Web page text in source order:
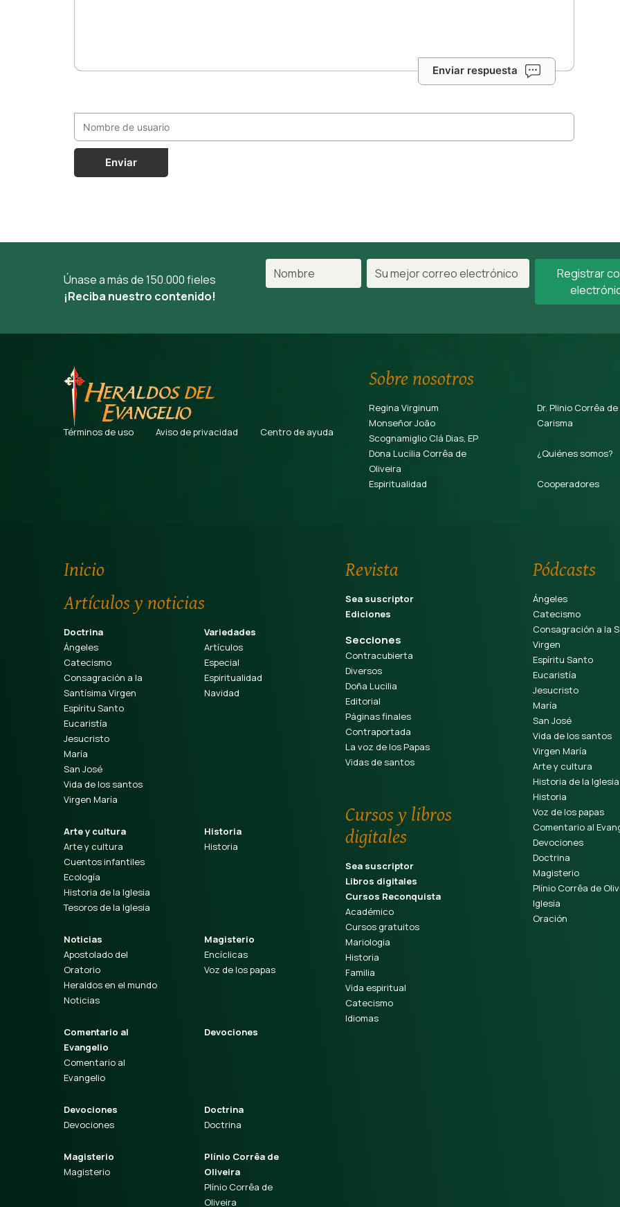
Enviar respuesta
Enviar
Únase a más de 150.000 fieles
¡Reciba nuestro contenido!
Registrar
Términos de uso Aviso de privacidad Centro de ayuda
Sobre nosotros
Regina Virginum
Dr. Plinio Corrêa
Monseñor João
Scognamiglio Clá Dias, EP
Carisma
Dona Lucilia Corrêa de
Oliveira
¿Quiénes somos?
Espiritualidad Cooperadores
Inicio
Artículos y noticias
Doctrina
Ángeles
Catecismo
Consagración a la
Santísima Virgen
Espíritu Santo
Eucaristía
Jesucristo
María
San José
Vida de los santos
Virgen María
Variedades
Artículos
Especial
Espiritualidad
Navidad
Arte y cultura
Arte y cultura
Cuentos infantiles
Ecología
Historia de la Iglesia
Tesoros de la Iglesia
Historia
Historia
Noticias
Apostolado del
Oratorio
Heraldos en el mundo
Noticias
Magisterio
Encíclicas
Voz de los papas
Comentario al
Evangelio
Comentario al
Evangelio
Devociones
Devociones
Devociones
Doctrina
Doctrina
Magisterio
Magisterio
Plínio Corrêa de
Oliveira
Plínio Corrêa de
Oliveira
Revista
Sea suscriptor
Ediciones
Secciones
Contracubierta
Diversos
Doña Lucilia
Editorial
Páginas finales
Contraportada
La voz de los Papas
Vidas de santos
Cursos y libros
digitales
Sea suscriptor
Libros digitales
Cursos Reconquista
Académico
Cursos gratuitos
Mariologia
Historia
Familia
Vida espiritual
Catecismo
Idiomas
Pódcasts
Ángeles
Catecismo
Consagración a la
Virgen
Espíritu Santo
Eucaristía
Jesucristo
María
San José
Vida de los santos
Virgen María
Arte y cultura
Historia de la Iglesia
Historia
Voz de los papas
Comentario al
Devociones
Doctrina
Magisterio
Plínio Corrêa de
Iglesia
Oración